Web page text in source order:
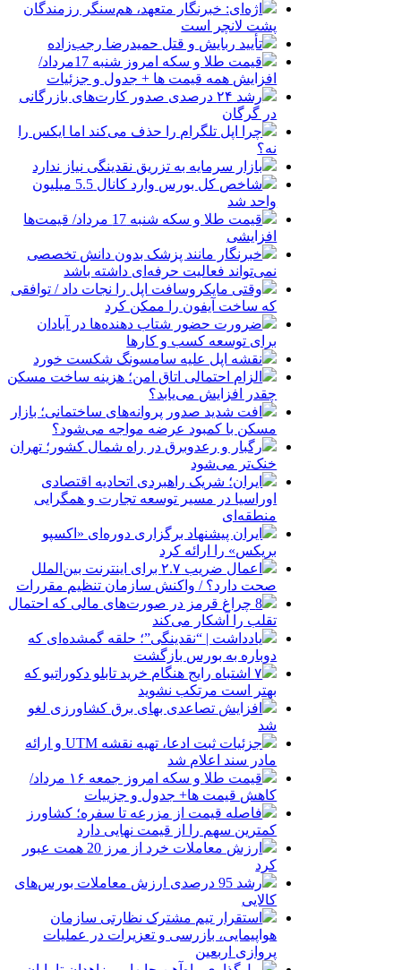
اژه‌ای: خبرنگار متعهد، هم‌سنگر رزمندگان
پشت لانچر است
تأیید ربایش و قتل حمیدرضا رجب‌زاده
قیمت طلا و سکه امروز شنبه 17مرداد/
افزایش همه قیمت ها + جدول و جزئیات
رشد ۲۴ درصدی صدور کارت‌های بازرگانی
در گرگان
چرا اپل تلگرام را حذف می‌کند اما ایکس را
نه؟
بازار سرمایه به تزریق نقدینگی نیاز ندارد
شاخص کل بورس وارد کانال 5.5 میلیون
واحد شد
قیمت طلا و سکه شنبه 17 مرداد/ قیمت‌ها
افزایشی
خبرنگار مانند پزشک بدون دانش تخصصی
نمی‌تواند فعالیت حرفه‌ای داشته باشد
وقتی مایکروسافت اپل را نجات داد / توافقی
که ساخت آیفون را ممکن کرد
ضرورت حضور شتاب ‌دهنده‌ها در آبادان
برای توسعه کسب‌ و کارها
نقشه اپل علیه سامسونگ شکست خورد
الزام احتمالی اتاق امن؛ هزینه ساخت مسکن
چقدر افزایش می‌یابد؟
افت شدید صدور پروانه‌های ساختمانی؛ بازار
مسکن با کمبود عرضه مواجه می‌شود؟
رگبار و رعدوبرق در راه شمال کشور؛ تهران
خنک‌تر می‌شود
ایران؛ شریک راهبردی اتحادیه اقتصادی
اوراسیا در مسیر توسعه تجارت و همگرایی
منطقه‌ای
ایران پیشنهاد برگزاری دوره‌ای «اکسپو
بریکس» را ارائه کرد
اعمال ضریب ۲.۷ برای اینترنت بین‌الملل
صحت دارد؟ / واکنش سازمان تنظیم مقررات
8 چراغ قرمز در صورت‌های مالی که احتمال
تقلب را آشکار می‌کند
یادداشت | “نقدینگی”؛ حلقه گمشده‌ای که
دوباره به بورس بازگشت
۷ اشتباه رایج هنگام خرید تابلو دکوراتیو که
بهتر است مرتکب نشوید
افزایش تصاعدی بهای برق کشاورزی لغو
شد
جزئیات ثبت ادعا، تهیه نقشه UTM و ارائه
مادر سند اعلام شد
قیمت طلا و سکه امروز جمعه ۱۶ مرداد/
کاهش قیمت ها+ جدول و جزییات
فاصله قیمت از مزرعه تا سفره؛ کشاورز
کمترین سهم را از قیمت نهایی دارد
ارزش معاملات خرد از مرز 20 همت عبور
کرد
رشد 95 درصدی ارزش معاملات بورس‌های
کالایی
استقرار تیم مشترک نظارتی سازمان
هواپیمایی، بازرسی و تعزیرات در عملیات
پروازی اربعین